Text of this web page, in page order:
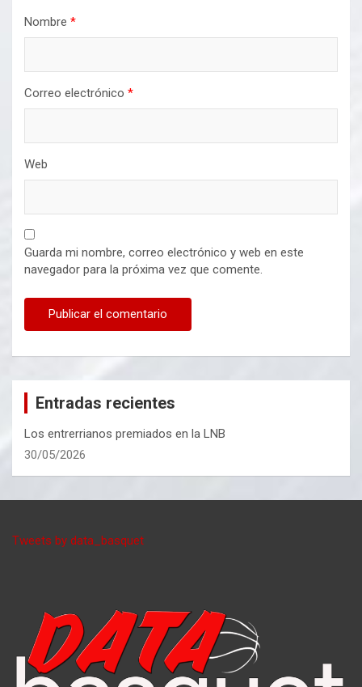
Nombre *
Correo electrónico *
Web
Guarda mi nombre, correo electrónico y web en este
navegador para la próxima vez que comente.
Entradas recientes
Los entrerrianos premiados en la LNB
30/05/2026
Tweets by data_basquet